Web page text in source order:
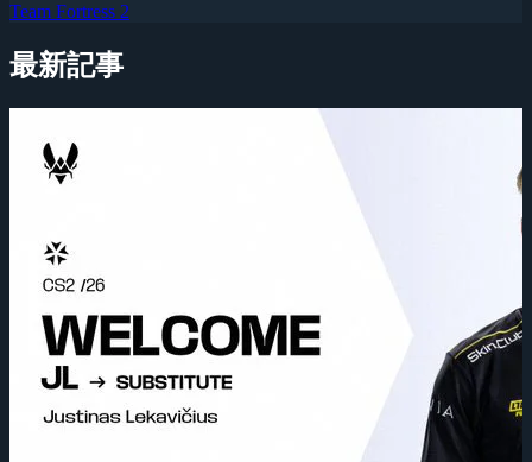
Team Fortress 2
最新記事